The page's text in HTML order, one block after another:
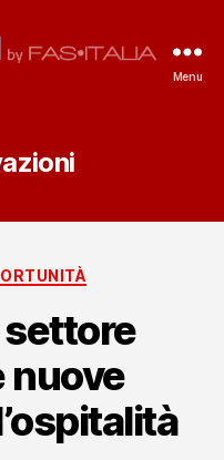
Menu
nuove